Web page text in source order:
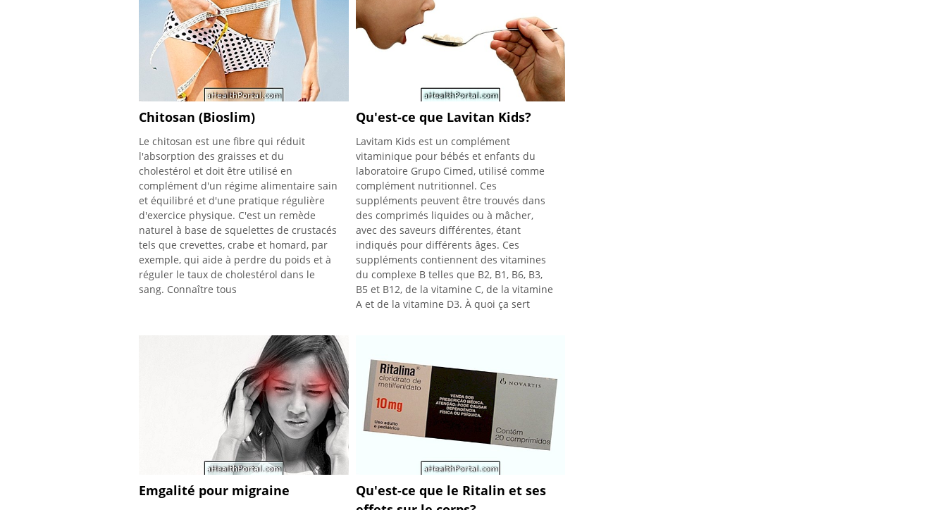
Chitosan (Bioslim)
Le chitosan est une fibre qui réduit
l'absorption des graisses et du
cholestérol et doit être utilisé en
complément d'un régime alimentaire sain
et équilibré et d'une pratique régulière
d'exercice physique. C'est un remède
naturel à base de squelettes de crustacés
tels que crevettes, crabe et homard, par
exemple, qui aide à perdre du poids et à
réguler le taux de cholestérol dans le
sang. Connaître tous
Qu'est-ce que Lavitan Kids?
Lavitam Kids est un complément
vitaminique pour bébés et enfants du
laboratoire Grupo Cimed, utilisé comme
complément nutritionnel. Ces
suppléments peuvent être trouvés dans
des comprimés liquides ou à mâcher,
avec des saveurs différentes, étant
indiqués pour différents âges. Ces
suppléments contiennent des vitamines
du complexe B telles que B2, B1, B6, B3,
B5 et B12, de la vitamine C, de la vitamine
A et de la vitamine D3. À quoi ça sert
Emgalité pour migraine
Qu'est-ce que le Ritalin et ses